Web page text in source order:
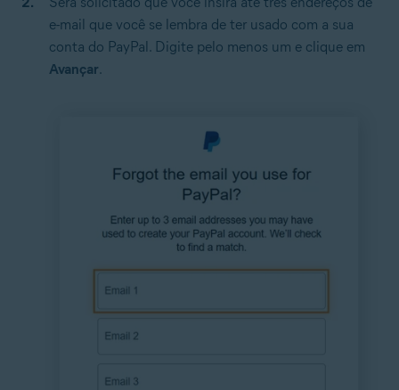
e-mail que você se lembra de ter usado com a sua
conta do PayPal. Digite pelo menos um e clique em
Avançar.